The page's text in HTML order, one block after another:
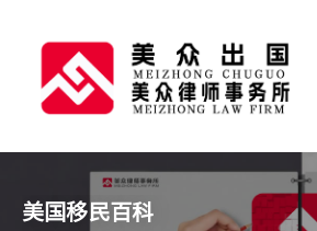
美国移民百科